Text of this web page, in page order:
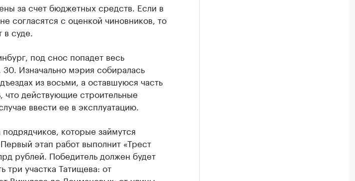
за счет бюджетных средств. Если в
согласятся с оценкой чиновников, то
суде.
под снос попадет весь
Изначально мэрия собиралась
из восьми, а оставшуюся часть
что действующие строительные
ввести ее в эксплуатацию.
которые займутся
. Первый этап работ выполнит «Трест
рублей. Победитель должен будет
три участка Татищева: от